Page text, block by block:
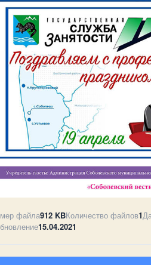
файла912 KBКоличество файлов1
15.04.2021